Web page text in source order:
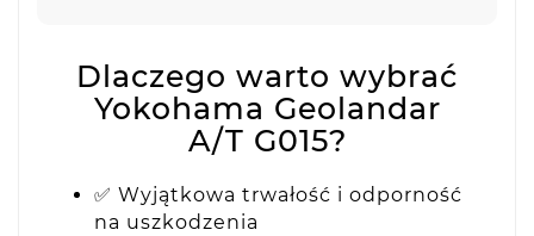
Dlaczego warto wybrać
Yokohama Geolandar
A/T G015?
✅ Wyjątkowa trwałość i odporność
na uszkodzenia